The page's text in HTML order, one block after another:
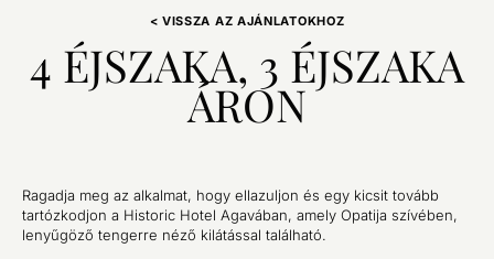
< VISSZA AZ AJÁNLATOKHOZ
4 ÉJSZAKA, 3 ÉJSZAKA
ÁRON
Ragadja meg az alkalmat, hogy ellazuljon és egy kicsit tovább
tartózkodjon a Historic Hotel Agavában, amely Opatija szívében,
lenyűgöző tengerre néző kilátással található.